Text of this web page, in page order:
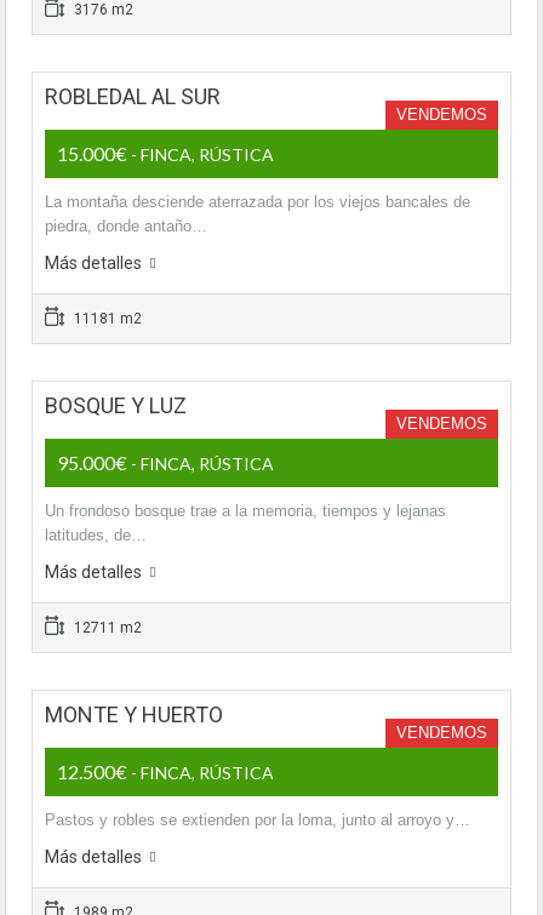
3176 m2
ROBLEDAL AL SUR
VENDEMOS
15.000€ - FINCA, RÚSTICA
La montaña desciende aterrazada por los viejos bancales de
piedra, donde antaño…
Más detalles
11181 m2
BOSQUE Y LUZ
VENDEMOS
95.000€ - FINCA, RÚSTICA
Un frondoso bosque trae a la memoria, tiempos y lejanas
latitudes, de…
Más detalles
12711 m2
MONTE Y HUERTO
VENDEMOS
12.500€ - FINCA, RÚSTICA
Pastos y robles se extienden por la loma, junto al arroyo y…
Más detalles